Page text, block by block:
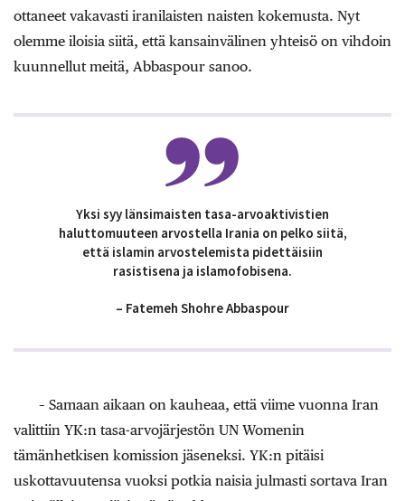
ottaneet vakavasti iranilaisten naisten kokemusta. Nyt
olemme iloisia siitä, että kansainvälinen yhteisö on vihdoin
kuunnellut meitä, Abbaspour sanoo.
Yksi syy länsimaisten tasa-arvoaktivistien
haluttomuuteen arvostella Irania on pelko siitä,
että islamin arvostelemista pidettäisiin
rasistisena ja islamofobisena.
– Fatemeh Shohre Abbaspour
– Samaan aikaan on kauheaa, että viime vuonna Iran
valittiin YK:n tasa-arvojärjestön UN Womenin
tämänhetkisen komission jäseneksi. YK:n pitäisi
uskottavuutensa vuoksi potkia naisia julmasti sortava Iran